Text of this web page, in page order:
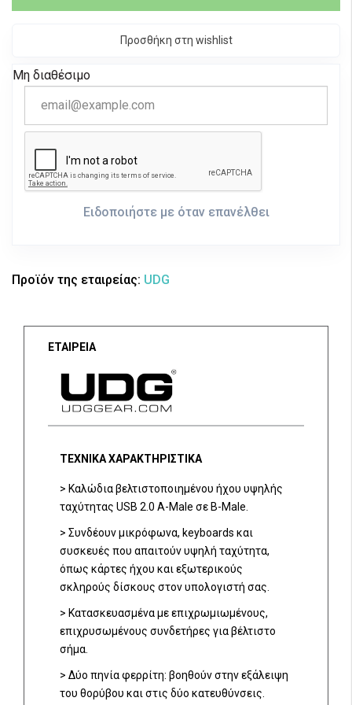
Προσθήκη στη wishlist
Μη διαθέσιμο
Ειδοποιήστε με όταν επανέλθει
Προϊόν της εταιρείας: UDG
ΕΤΑΙΡΕΙΑ
ΤΕΧΝΙΚΑ ΧΑΡΑΚΤΗΡΙΣΤΙΚΑ
> Καλώδια βελτιστοποιημένου ήχου υψηλής
ταχύτητας USB 2.0 A-Male σε B-Male.
> Συνδέουν μικρόφωνα, keyboards και
συσκευές που απαιτούν υψηλή ταχύτητα,
όπως κάρτες ήχου και εξωτερικούς
σκληρούς δίσκους στον υπολογιστή σας.
> Κατασκευασμένα με επιχρωμιωμένους,
επιχρυσωμένους συνδετήρες για βέλτιστο
σήμα.
> Δύο πηνία φερρίτη: βοηθούν στην εξάλειψη
του θορύβου και στις δύο κατευθύνσεις.